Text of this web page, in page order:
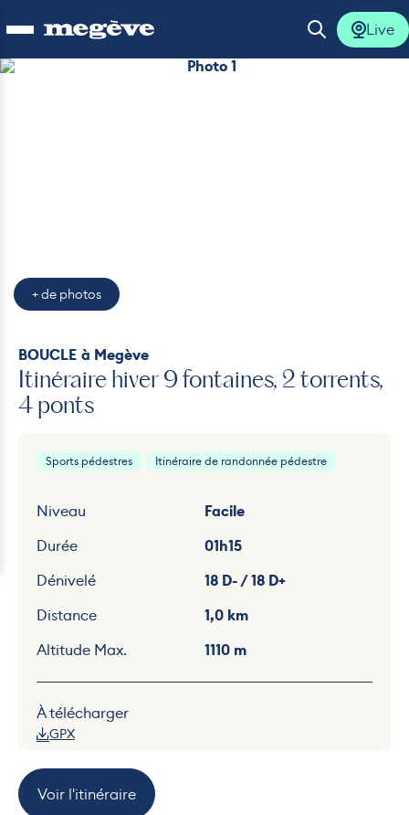
Ouvrir le menu Ouvrir la
Live
BOUCLE à Megève
Itinéraire hiver 9 fontaines, 2 torrents,
4 ponts
Photo 1
+ de photos
Sports pédestres Itinéraire de randonnée pédestre
Niveau
Facile
Durée
01h15
Dénivelé
18 D- / 18 D+
Distance
1,0 km
Altitude Max.
1110 m
À télécharger
GPX
Voir l'itinéraire